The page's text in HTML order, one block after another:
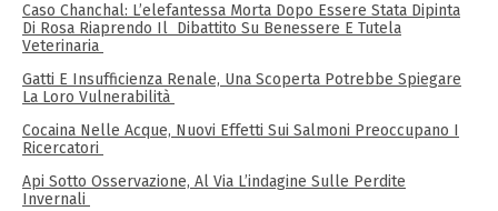
Caso Chanchal: L’elefantessa Morta Dopo Essere Stata Dipinta
Di Rosa Riaprendo Il Dibattito Su Benessere E Tutela
Veterinaria
Gatti E Insufficienza Renale, Una Scoperta Potrebbe Spiegare
La Loro Vulnerabilità
Cocaina Nelle Acque, Nuovi Effetti Sui Salmoni Preoccupano I
Ricercatori
Api Sotto Osservazione, Al Via L’indagine Sulle Perdite
Invernali